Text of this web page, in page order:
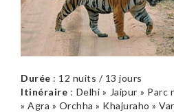
Durée : 12 nuits / 13 jours
Itinéraire : Delhi » Jaipur »
» Agra » Orchha » Khajuraho »